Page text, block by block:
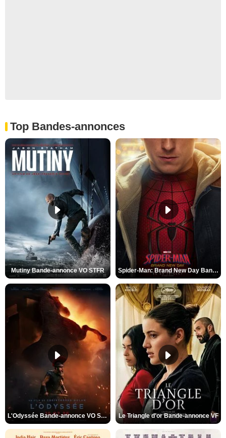
Top Bandes-annonces
Mutiny Bande-annonce VO STFR Spider-Man: Brand New Day Bande-annonce VO STFR
L'Odyssée Bande-annonce VO STFR Le Triangle d'or Bande-annonce VF